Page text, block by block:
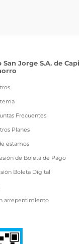
San Jorge S.A. de
Frecuentes
Planes
estamos
de Boleta de Pago
Boleta Digital
arrepentimiento